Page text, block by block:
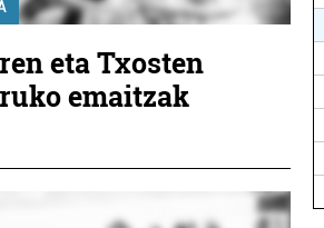
eta Txosten
emaitzak